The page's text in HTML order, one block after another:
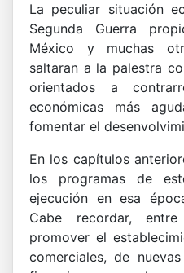
La peculiar situación
Segunda Guerra
México y muchas
saltaran a la palestra
orientados a
económicas más
fomentar el
En los capítulos
los programas de
ejecución en esa
Cabe recordar,
promover el
comerciales, de